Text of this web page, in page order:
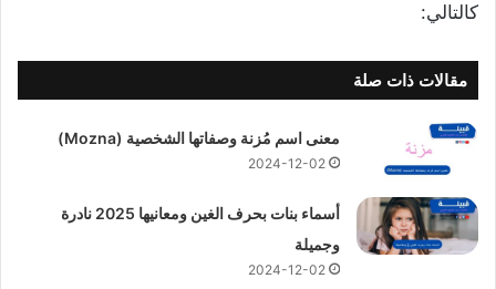
كالتالي:
مقالات ذات صلة
معنى اسم مُزنة وصفاتها الشخصية (Mozna)
2024-12-02
أسماء بنات بحرف الغين ومعانيها 2025 نادرة
وجميلة
2024-12-02